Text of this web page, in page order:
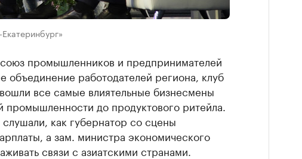
промышленников и предпринимателей
работодателей региона, клуб
все самые влиятельные бизнесмены
промышленности до продуктового ритейла.
как губернатор со сцены
а зам. министра экономического
связи с азиатскими странами.